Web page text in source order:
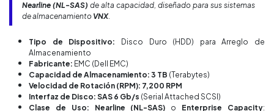
Nearline (NL-SAS) de alta capacidad, diseñado para sus sistemas
de almacenamiento VNX.
Tipo de Dispositivo:
Disco Duro (HDD) para Arreglo de
Almacenamiento
Fabricante: EMC (Dell EMC)
Capacidad de Almacenamiento: 3 TB (Terabytes)
Velocidad de Rotación (RPM): 7,200 RPM
Interfaz de Disco: SAS 6 Gb/s (Serial Attached SCSI)
Clase de Uso: Nearline (NL-SAS) o Enterprise Capacity: